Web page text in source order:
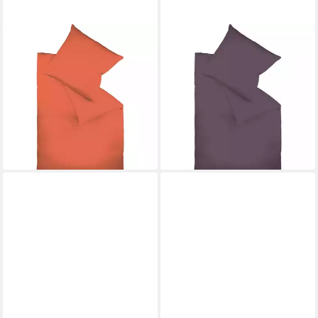
Bettwäsche Fleuresse
Colours chili 135 x 200 cm,
Mako-Satin-Bettwäsche,
89,95 €
lieferbar - in 2-3 Werktagen bei dir
Bettwäsche Fleuresse
Colours lavendel 155 x 200
cm+80 x 80 cm, Mako-Satin
85,95 €
lieferbar - in 2-3 Werktagen bei dir